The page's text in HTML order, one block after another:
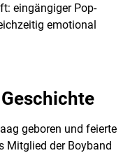
eingängiger Pop-
emotional
geboren und feierte
Mitglied der Boyband